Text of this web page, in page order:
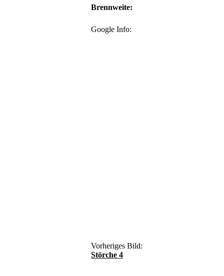
Brennweite:
Google Info:
Vorheriges Bild:
Störche 4